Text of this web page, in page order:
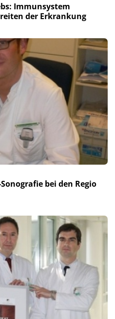
Immunsystem
der Erkrankung
bei den Regio